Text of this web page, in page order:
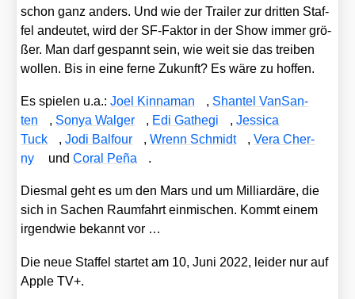
schon ganz anders. Und wie der Trai­ler zur drit­ten Staf­
fel andeu­tet, wird der SF-Fak­tor in der Show immer grö­
ßer. Man darf gespannt sein, wie weit sie das trei­ben
wol­len. Bis in eine fer­ne Zukunft? Es wäre zu hof­fen.
Es spie­len u.a.:Joel Kin­na­man , Shan­tel VanS­an­
ten
, Sonya Wal­ger , Edi Gathe­gi ,Jes­si­ca
Tuck
,Jodi Bal­four ,Wrenn Schmidt ,Vera Cher­
ny
undCoral Peña .
Dies­mal geht es um den Mars und um Mil­li­ar­dä­re, die
sich in Sachen Raum­fahrt ein­mi­schen. Kommt einem
irgend­wie bekannt vor …
Die neue Staf­fel star­tet am 10, Juni 2022, lei­der nur auf
Apple TV+.